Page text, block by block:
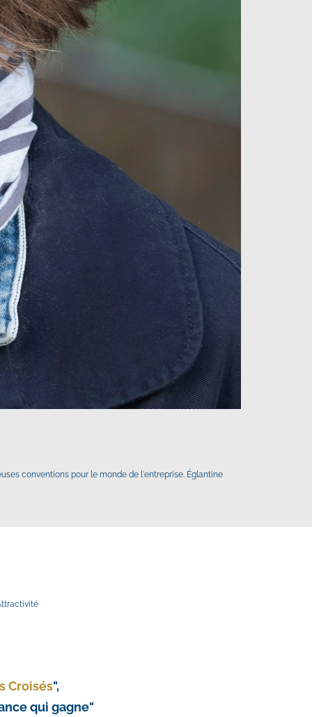
conventions pour le monde de l'entreprise. Églantine
Croisés",
qui gagne"